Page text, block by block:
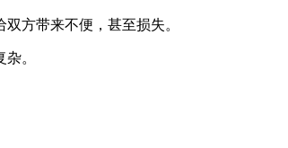
方带来不便，甚至损失。
。